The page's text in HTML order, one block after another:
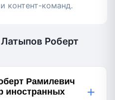
контент-команд.
Роберт
Рамилевич
иностранных
+